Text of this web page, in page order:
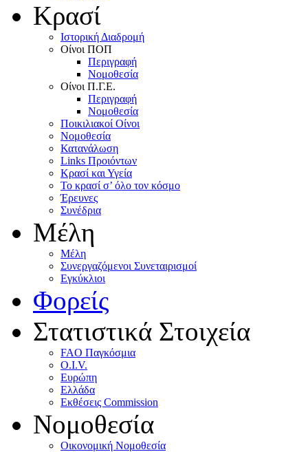
Κρασί
Iστορική Διαδρομή
Oίνοι ΠOΠ
Περιγραφή
Nομοθεσία
Oίνοι Π.Γ.E.
Περιγραφή
Νομοθεσία
Ποικιλιακοί Oίνοι
Nομοθεσία
Κατανάλωση
Links Προιόντων
Κρασί και Υγεία
To κρασί σ’ όλο τον κόσμο
Έρευνες
Συνέδρια
Μέλη
Mέλη
Συνεργαζόμενοι Συνεταιρισμοί
Εγκύκλιοι
Φορείς
Στατιστικά Στοιχεία
FAO Παγκόσμια
O.I.V.
Ευρώπη
Ελλάδα
Eκθέσεις Commission
Νομοθεσία
Οικονομική Νομοθεσία